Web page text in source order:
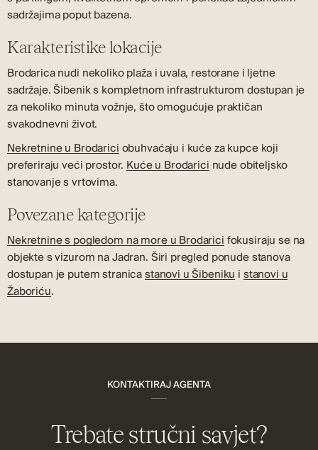
sadržajima poput bazena.
Karakteristike lokacije
Brodarica nudi nekoliko plaža i uvala, restorane i ljetne
sadržaje. Šibenik s kompletnom infrastrukturom dostupan je
za nekoliko minuta vožnje, što omogućuje praktičan
svakodnevni život.
Nekretnine u Brodarici obuhvaćaju i kuće za kupce koji
preferiraju veći prostor. Kuće u Brodarici nude obiteljsko
stanovanje s vrtovima.
Povezane kategorije
Nekretnine s pogledom na more u Brodarici fokusiraju se na
objekte s vizurom na Jadran. Širi pregled ponude stanova
dostupan je putem stranicastanovi u Šibeniku i stanovi u
Žaboriću.
KONTAKTIRAJ AGENTA
Trebate stručni savjet?